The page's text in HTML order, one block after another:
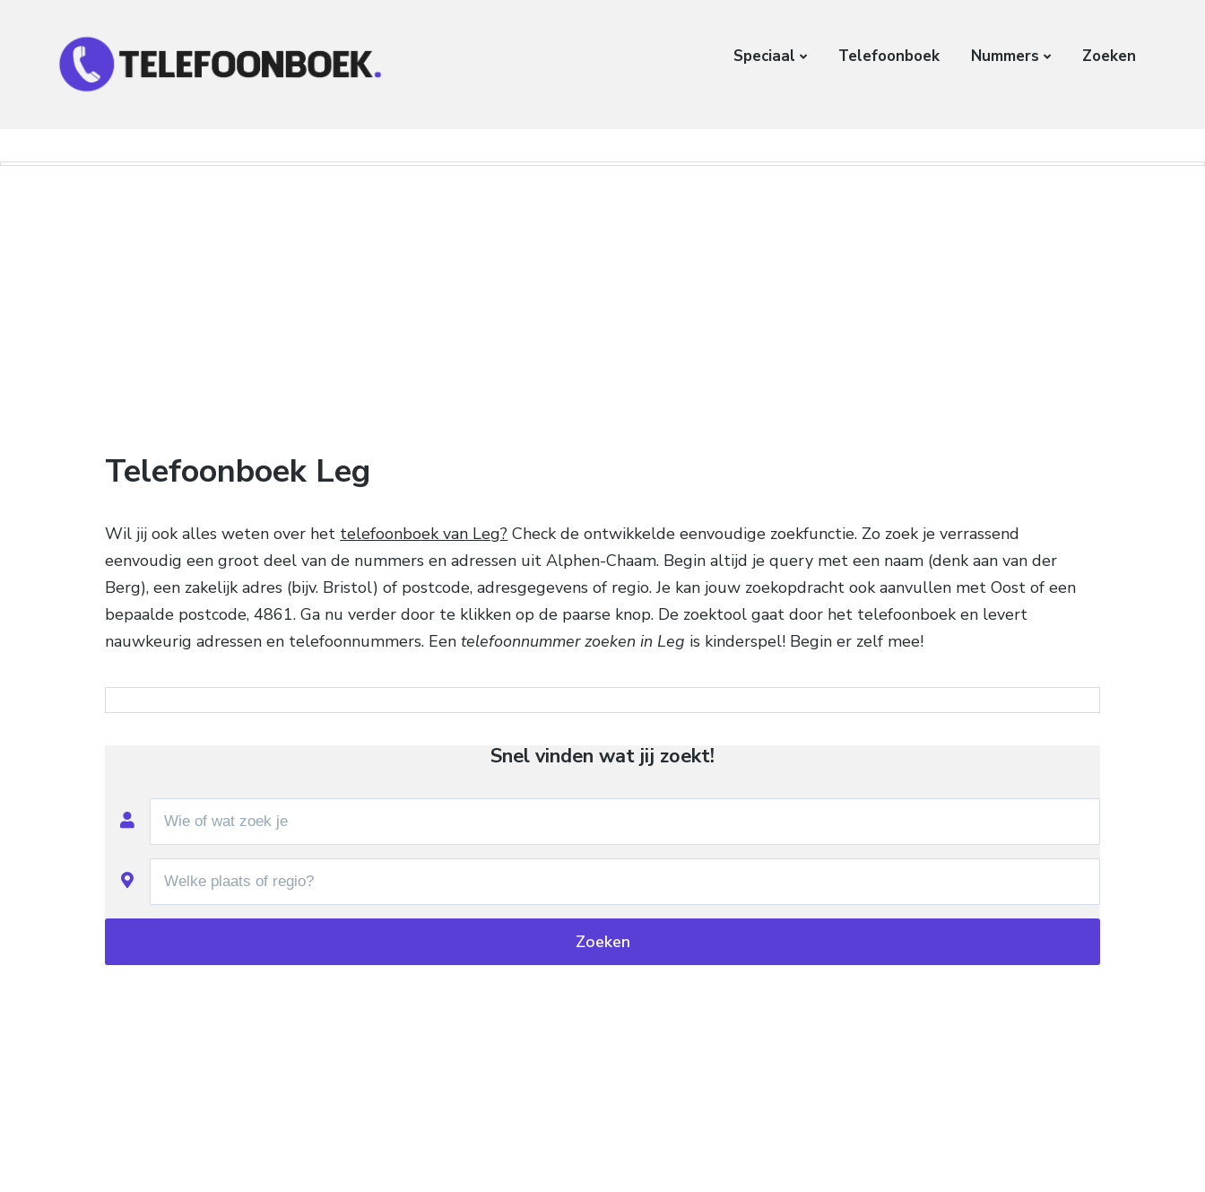
Speciaal Telefoonboek Nummers Zoeken
Telefoonboek Leg
Wil jij ook alles weten over het telefoonboek van Leg? Check de ontwikkelde eenvoudige zoekfunctie. Zo zoek je verrassend
eenvoudig een groot deel van de nummers en adressen uit Alphen-Chaam. Begin altijd je query met een naam (denk aan van der
Berg), een zakelijk adres (bijv. Bristol) of postcode, adresgegevens of regio. Je kan jouw zoekopdracht ook aanvullen met Oost of een
bepaalde postcode, 4861. Ga nu verder door te klikken op de paarse knop. De zoektool gaat door het telefoonboek en levert
nauwkeurig adressen en telefoonnummers. Eentelefoonnummer zoeken in Leg is kinderspel! Begin er zelf mee!
Snel vinden wat jij zoekt!